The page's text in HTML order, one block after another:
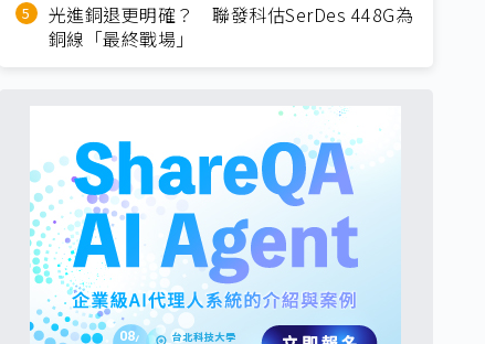
光進銅退更明確？ 聯發科估SerDes 448G為
銅線「最終戰場」